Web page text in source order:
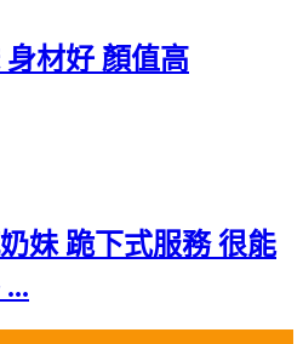
材好 顏值高
妹 跪下式服務 很能